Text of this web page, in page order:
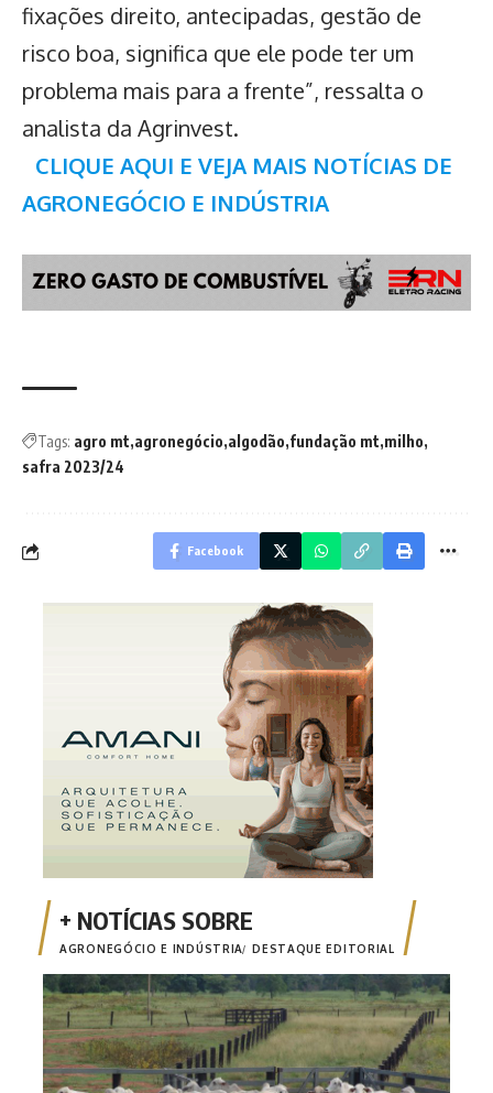
fixações direito, antecipadas, gestão de
risco boa, significa que ele pode ter um
problema mais para a frente”, ressalta o
analista da Agrinvest.
CLIQUE AQUI E VEJA MAIS NOTÍCIAS DE
AGRONEGÓCIO E INDÚSTRIA
Tags: agro mt agronegócio algodão fundação mt milho
safra 2023/24
Facebook
AGRONEGÓCIO E INDÚSTRIA DESTAQUE EDITORIAL